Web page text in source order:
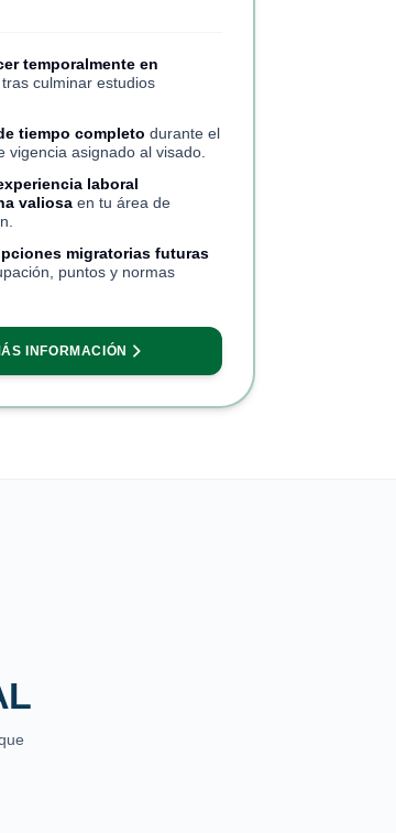
temporalmente en
culminar estudios
tiempo completo durante el
vigencia asignado al visado.
laboral
valiosaen tu área de
migratorias futuras
puntos y normas
INFORMACIÓN